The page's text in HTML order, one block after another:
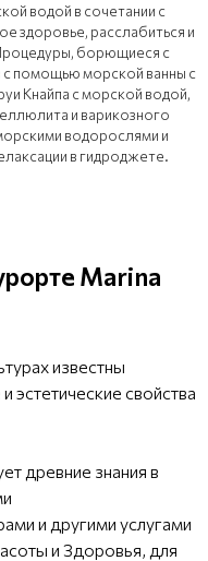
водой в сочетании с
здоровье, расслабиться и
борющиеся с
помощью морской ванны с
Кнайпа с морской водой,
и варикозного
водорослями и
в гидроджете.
Marina
известны
эстетические свойства
древние знания в
и другими услугами
и Здоровья, для